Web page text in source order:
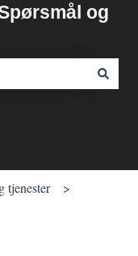
og
tjenester